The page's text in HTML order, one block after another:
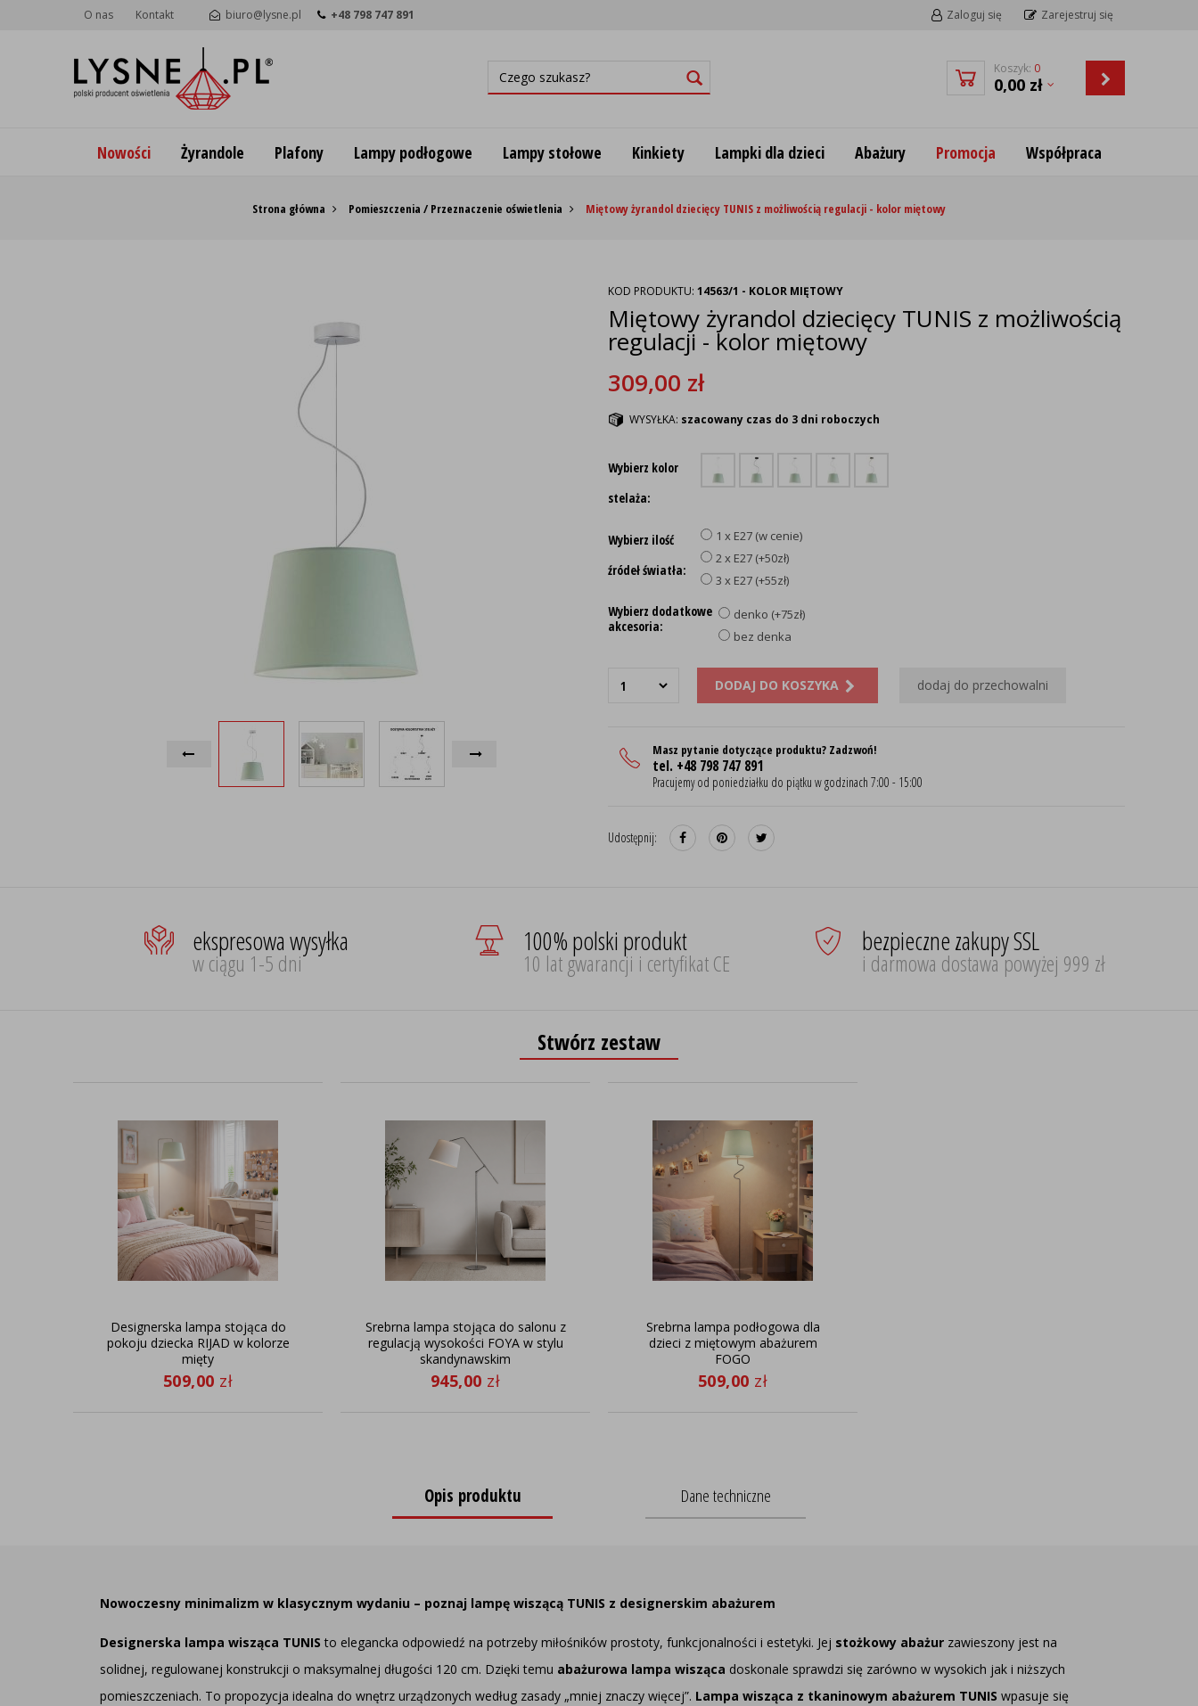
O nas Kontakt biuro@lysne.pl +48 798 747 891 Zaloguj się Zarejestruj się
Koszyk: 0
0,00 zł
Nowości Żyrandole Plafony Lampy podłogowe Lampy stołowe Kinkiety Lampki dla dzieci Abażury Promocja Współpraca
Strona główna Pomieszczenia / Przeznaczenie oświetlenia Miętowy żyrandol dziecięcy TUNIS z możliwością regulacji - kolor miętowy
KOD PRODUKTU: 14563/1 - KOLOR MIĘTOWY
Miętowy żyrandol dziecięcy TUNIS z możliwością
regulacji - kolor miętowy
309,00 zł
WYSYŁKA: szacowany czas do 3 dni roboczych
Wybierz kolor
stelaża:
Wybierz ilość
źródeł światła:
1 x E27 (w cenie)
2 x E27 (+50zł)
3 x E27 (+55zł)
Wybierz dodatkowe
akcesoria:
denko (+75zł)
bez denka
DODAJ DO KOSZYKA dodaj do przechowalni
Masz pytanie dotyczące produktu? Zadzwoń!
tel. +48 798 747 891
Pracujemy od poniedziałku do piątku w godzinach 7:00 - 15:00
Udostępnij:
ekspresowa wysyłka
w ciągu 1-5 dni
100% polski produkt
10 lat gwarancji i certyfikat CE
bezpieczne zakupy SSL
i darmowa dostawa powyżej 999 zł
Stwórz zestaw
Designerska lampa stojąca do
pokoju dziecka RIJAD w kolorze
mięty
509,00 zł
Srebrna lampa stojąca do salonu z
regulacją wysokości FOYA w stylu
skandynawskim
945,00 zł
Srebrna lampa podłogowa dla
dzieci z miętowym abażurem
FOGO
509,00 zł
Opis produktu Dane techniczne
Nowoczesny minimalizm w klasycznym wydaniu – poznaj lampę wiszącą TUNIS z designerskim abażurem
Designerska lampa wisząca TUNIS to elegancka odpowiedź na potrzeby miłośników prostoty, funkcjonalności i estetyki. Jej stożkowy abażur zawieszony jest na
solidnej, regulowanej konstrukcji o maksymalnej długości 120 cm. Dzięki temu abażurowa lampa wisząca doskonale sprawdzi się zarówno w wysokich jak i niższych
pomieszczeniach. To propozycja idealna do wnętrz urządzonych według zasady „mniej znaczy więcej”. Lampa wisząca z tkaninowym abażurem TUNIS wpasuje się